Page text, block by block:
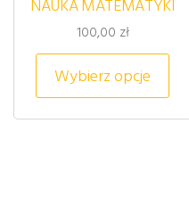
100,00 zł
Wybierz opcje